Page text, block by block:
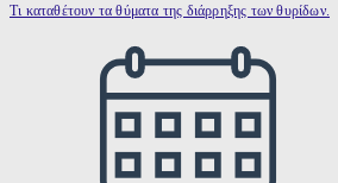
Τι καταθέτουν τα θύματα της διάρρηξης των θυρίδων.